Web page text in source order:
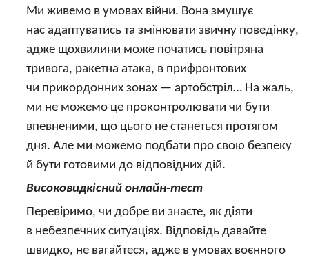
Ми живемо в умовах війни. Вона змушує
нас адаптуватись та змінювати звичну поведінку,
адже щохвилини може початись повітряна
тривога, ракетна атака, в прифронтових
чи прикордонних зонах — артобстріл… На жаль,
ми не можемо це проконтролювати чи бути
впевненими, що цього не станеться протягом
дня. Але ми можемо подбати про свою безпеку
й бути готовими до відповідних дій.
Високовидкісний онлайн-тест
Перевіримо, чи добре ви знаєте, як діяти
в небезпечних ситуаціях. Відповідь давайте
швидко, не вагайтеся, адже в умовах воєнного